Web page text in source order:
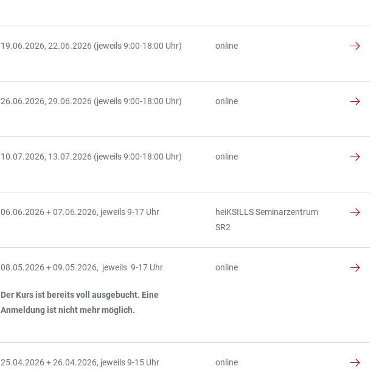
19.06.2026, 22.06.2026 (jeweils 9:00-18:00 Uhr) online
26.06.2026, 29.06.2026 (jeweils 9:00-18:00 Uhr) online
10.07.2026, 13.07.2026 (jeweils 9:00-18:00 Uhr) online
06.06.2026 + 07.06.2026, jeweils 9-17 Uhr
heiKSILLS Seminarzentrum
SR2
08.05.2026 + 09.05.2026, jeweils 9-17 Uhr
Der Kurs ist bereits voll ausgebucht. Eine
Anmeldung ist nicht mehr möglich.
online
25.04.2026 + 26.04.2026, jeweils 9-15 Uhr online